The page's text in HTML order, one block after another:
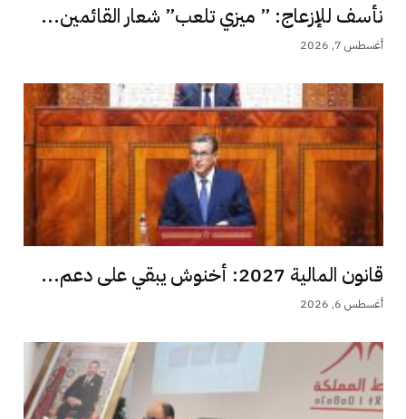
نأسف للإزعاج: ” ميزي تلعب” شعار القائمين...
أغسطس 7, 2026
قانون المالية 2027: أخنوش يبقي على دعم...
أغسطس 6, 2026